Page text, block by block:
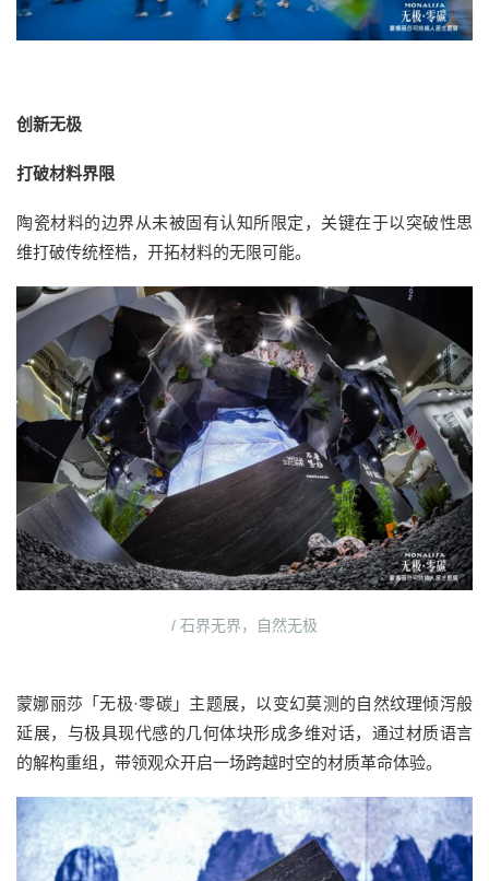
创新无极
打破材料界限
陶瓷材料的边界从未被固有认知所限定，关键在于以突破性思
维打破传统桎梏，开拓材料的无限可能。
/ 石界无界，自然无极
蒙娜丽莎「无极·零碳」主题展，以变幻莫测的自然纹理倾泻般
延展，与极具现代感的几何体块形成多维对话，通过材质语言
的解构重组，带领观众开启一场跨越时空的材质革命体验。